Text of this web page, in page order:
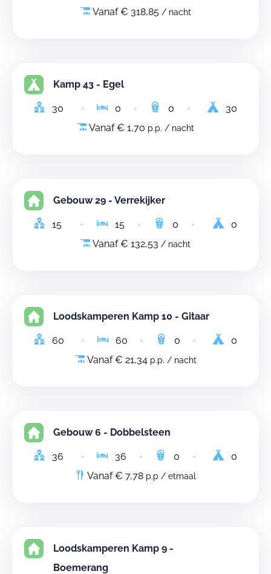
Vanaf € 318,85 / nacht
Kamp 43 - Egel
30 0 0
30
Vanaf € 1,70 p.p. / nacht
Gebouw 29 - Verrekijker
15 15 0
0
Vanaf € 132,53 / nacht
Loodskamperen Kamp 10 - Gitaar
60 60 0
0
Vanaf € 21,34 p.p. / nacht
Gebouw 6 - Dobbelsteen
36 36 0
0
Vanaf € 7,78 p.p / etmaal
Loodskamperen Kamp 9 -
Boemerang